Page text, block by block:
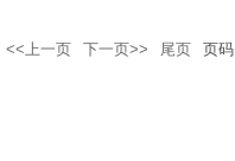
<<上一页 下一页>> 尾页 页码